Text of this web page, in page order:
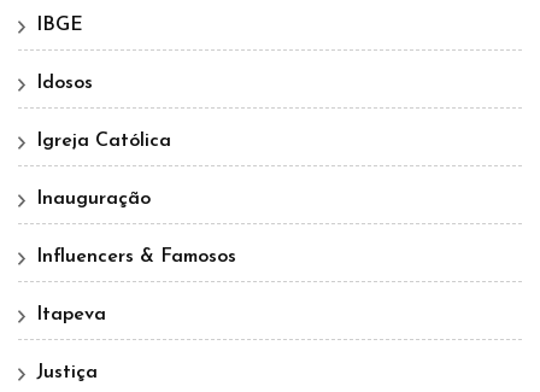
IBGE
Idosos
Igreja Católica
Inauguração
Influencers & Famosos
Itapeva
Justiça